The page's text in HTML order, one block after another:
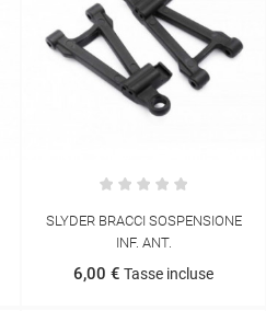
SLYDER BRACCI SOSPENSIONE
INF. ANT.
6,00 € Tasse incluse